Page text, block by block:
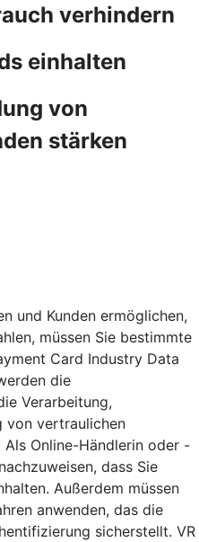
verhindern
einhalten
von
stärken
und Kunden ermöglichen,
müssen Sie bestimmte
Card Industry Data
die
Verarbeitung,
von vertraulichen
Online-Händlerin oder -
dass Sie
Außerdem müssen
anwenden, das die
sicherstellt. VR